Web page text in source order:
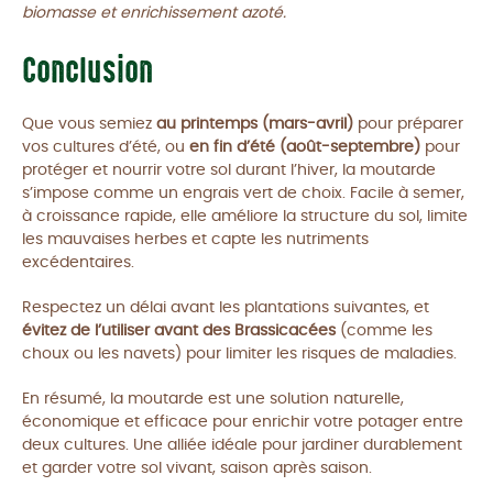
biomasse et enrichissement azoté.
Conclusion
Que vous semiez au printemps (mars-avril) pour préparer
vos cultures d’été, ou en fin d’été (août-septembre) pour
protéger et nourrir votre sol durant l’hiver, la moutarde
s’impose comme un engrais vert de choix. Facile à semer,
à croissance rapide, elle améliore la structure du sol, limite
les mauvaises herbes et capte les nutriments
excédentaires.
Respectez un délai avant les plantations suivantes, et
évitez de l’utiliser avant des Brassicacées (comme les
choux ou les navets) pour limiter les risques de maladies.
En résumé, la moutarde est une solution naturelle,
économique et efficace pour enrichir votre potager entre
deux cultures. Une alliée idéale pour jardiner durablement
et garder votre sol vivant, saison après saison.